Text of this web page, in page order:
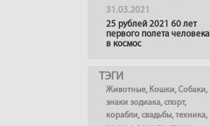
31.03.2021
25 рублей 2021 60 лет
первого полета человека
в космос
ТЭГИ
Животные, Кошки,Собаки,
знаки зодиака,спорт,
корабли,свадьбы,техника,